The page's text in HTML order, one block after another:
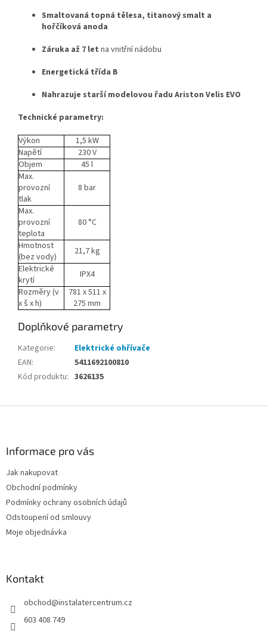
Smaltovaná topná tělesa, titanový smalt a
hořčíková anoda
Záruka až 7 let na vnitřní nádobu
Energetická třída B
Nahrazuje starší modelovou řadu Ariston Velis EVO
Technické parametry:
Výkon
1,5 kW
Napětí
230 V
Objem
45 l
Max.
provozní
tlak
8 bar
Max.
provozní
teplota
80 °C
Hmotnost
(bez vody)
21,7 kg
Elektrické
krytí
IPX4
Rozměry (v
x š x h)
781 x 511 x
275 mm
Doplňkové parametry
Kategorie:
Elektrické ohřívače
EAN:
5411692100810
Kód produktu: 3626135
Informace pro vás
Jak nakupovat
Obchodní podmínky
Podmínky ochrany osobních údajů
Odstoupení od smlouvy
Moje objednávka
Kontakt
obchod@instalatercentrum.cz
603 408 749